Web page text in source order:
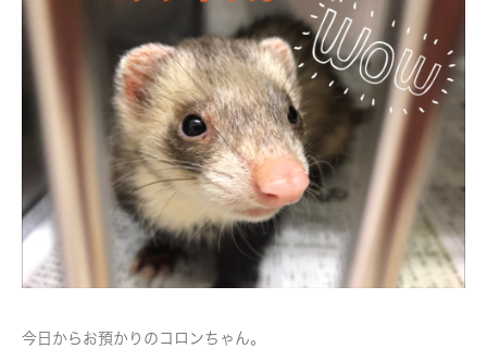
今日からお預かりのコロンちゃん。